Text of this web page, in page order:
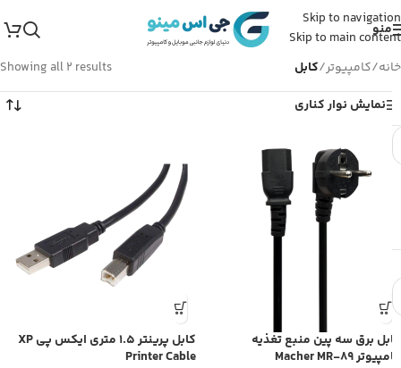
Skip to navigation
Skip to main content
منو
خانه/کامپیوتر/کابل
Showing all 2 results
نمایش نوار کناری
کابل برق سه پین منبع تغذیه
کامپیوتر Macher MR-89
کابل پرینتر 1.5 متری ایکس پی XP
Printer Cable